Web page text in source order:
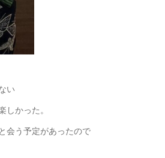
い
かった。
会う予定があったので